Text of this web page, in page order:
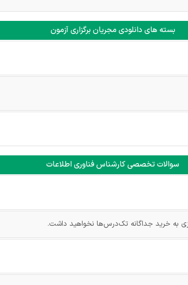
بسته های دانلودی مجریان برگزاری آزمون
سوالات تخصصی کارشناس فناوری اطلاعات
به خرید جداگانه تک‌درس‌ها نخواهید داشت.